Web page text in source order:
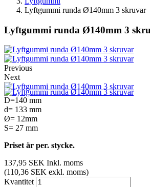
Lyftgummi runda Ø140mm 3 skruvar
Lyftgummi runda Ø140mm 3
Previous
Next
D=140 mm
d= 133 mm
Ø= 12mm
S= 27 mm
Priset är per. stycke.
137,95 SEK Inkl. moms
(110,36 SEK exkl. moms)
Kvantitet